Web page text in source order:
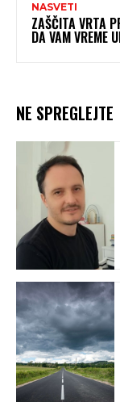
NASVETI
ZAŠČITA VRTA
DA VAM VREME
NE SPREGLEJTE